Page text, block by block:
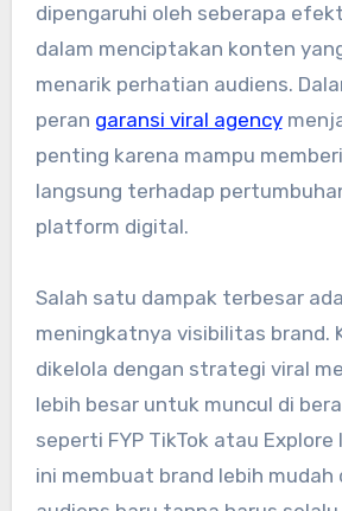
dipengaruhi oleh seberapa
dalam menciptakan konten
menarik perhatian audiens.
peran garansi viral agency
penting karena mampu
langsung terhadap
platform digital.
Salah satu dampak terbesar
meningkatnya visibilitas brand.
dikelola dengan strategi viral
lebih besar untuk muncul di
seperti FYP TikTok atau Explore
ini membuat brand lebih mudah